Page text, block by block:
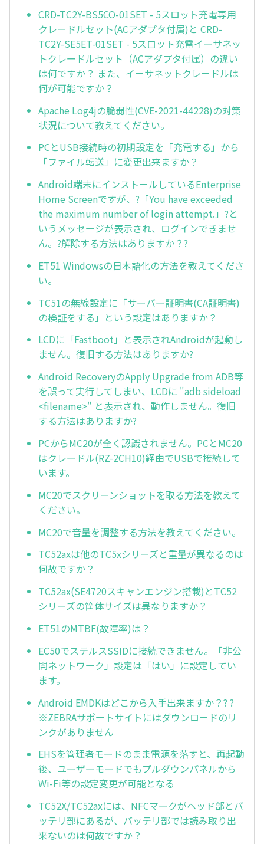
CRD-TC2Y-BS5CO-01SET - 5スロット充電専用
クレードルセット(ACアダプタ付属)と CRD-
TC2Y-SE5ET-01SET - 5スロット充電イーサネッ
トクレードルセット（ACアダプタ付属）の違い
は何ですか？ また、イーサネットクレードルは
何が可能ですか？
Apache Log4jの脆弱性(CVE-2021-44228)の対策
状況について教えてください。
PCとUSB接続時の初期設定を「充電する」から
「ファイル転送」に変更出来ますか？
Android端末にインストールしているEnterprise
Home Screenですが、?「You have exceeded
the maximum number of login attempt.」?と
いうメッセージが表示され、ログインできませ
ん。?解除する方法はありますか？?
ET51 Windowsの日本語化の方法を教えてくださ
い。
TC51の無線設定に「サーバー証明書(CA証明書)
の検証をする」という設定はありますか？
LCDに「Fastboot」と表示されAndroidが起動し
ません。復旧する方法はありますか?
Android RecoveryのApply Upgrade from ADB等
を誤って実行してしまい、LCDに "adb sideload
<filename>" と表示され、動作しません。復旧
する方法はありますか?
PCからMC20が全く認識されません。PCとMC20
はクレードル(RZ-2CH10)経由でUSBで接続して
います。
MC20でスクリーンショットを取る方法を教えて
ください。
MC20で音量を調整する方法を教えてください。
TC52axは他のTC5xシリーズと重量が異なるのは
何故ですか？
TC52ax(SE4720スキャンエンジン搭載)とTC52
シリーズの筐体サイズは異なりますか？
ET51のMTBF(故障率)は？
EC50でステルスSSIDに接続できません。「非公
開ネットワーク」設定は「はい」に設定してい
ます。
Android EMDKはどこから入手出来ますか？? ?
※ZEBRAサポートサイトにはダウンロードのリ
ンクがありません
EHSを管理者モードのまま電源を落すと、再起動
後、ユーザーモードでもプルダウンパネルから
Wi-Fi等の設定変更が可能となる
TC52X/TC52axには、NFCマークがヘッド部とバ
ッテリ部にあるが、バッテリ部では読み取り出
来ないのは何故ですか？